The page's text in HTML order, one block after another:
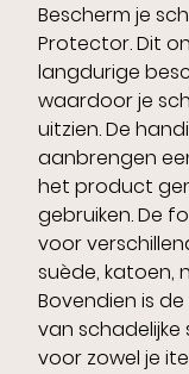
Bescherm je
Protector. Dit
langdurige
waardoor je
uitzien. De
aanbrengen
het product
gebruiken. De
voor
suède, katoen,
Bovendien is
van
voor zowel je